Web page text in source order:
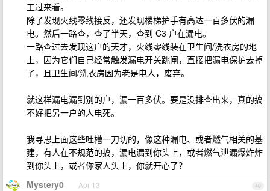
工过来看。
除了发现火线零线接反，还发现楼梯护手有高达一百多伏的漏
电。然后一路查，查了半天，查到 C3 户在漏电。
一路查过去发现这户的天才，火线零线装在卫生间/洗衣房的地
上，因为它们自己经常触发漏电开关跳闸，直接把漏电保护去掉
了，且卫生间/洗衣房因为老是电人，废弃。
就这样漏电漏到别的户，漏一百多伏。要是没排查出来，真的搞
不好把另一户的人电死。
我寻思上面这些吐槽一刀切的，像这种漏电、或者燃气相关的基
建，有人在不规范的搞，漏电漏到你头上，或者燃气泄漏爆炸炸
到你头上，或者你家人头上，你就开心了？
49
Mystery0 Apr 13